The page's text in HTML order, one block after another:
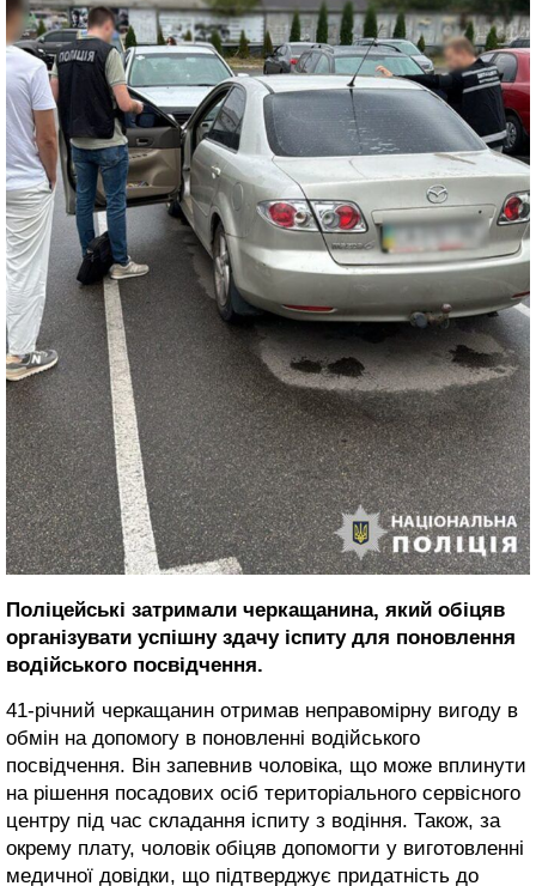
Поліцейські затримали черкащанина, який обіцяв
організувати успішну здачу іспиту для поновлення
водійського посвідчення.
41-річний черкащанин отримав неправомірну вигоду в
обмін на допомогу в поновленні водійського
посвідчення. Він запевнив чоловіка, що може вплинути
на рішення посадових осіб територіального сервісного
центру під час складання іспиту з водіння. Також, за
окрему плату, чоловік обіцяв допомогти у виготовленні
медичної довідки, що підтверджує придатність до